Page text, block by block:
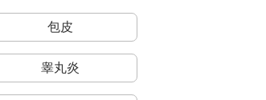
包皮
睾丸炎